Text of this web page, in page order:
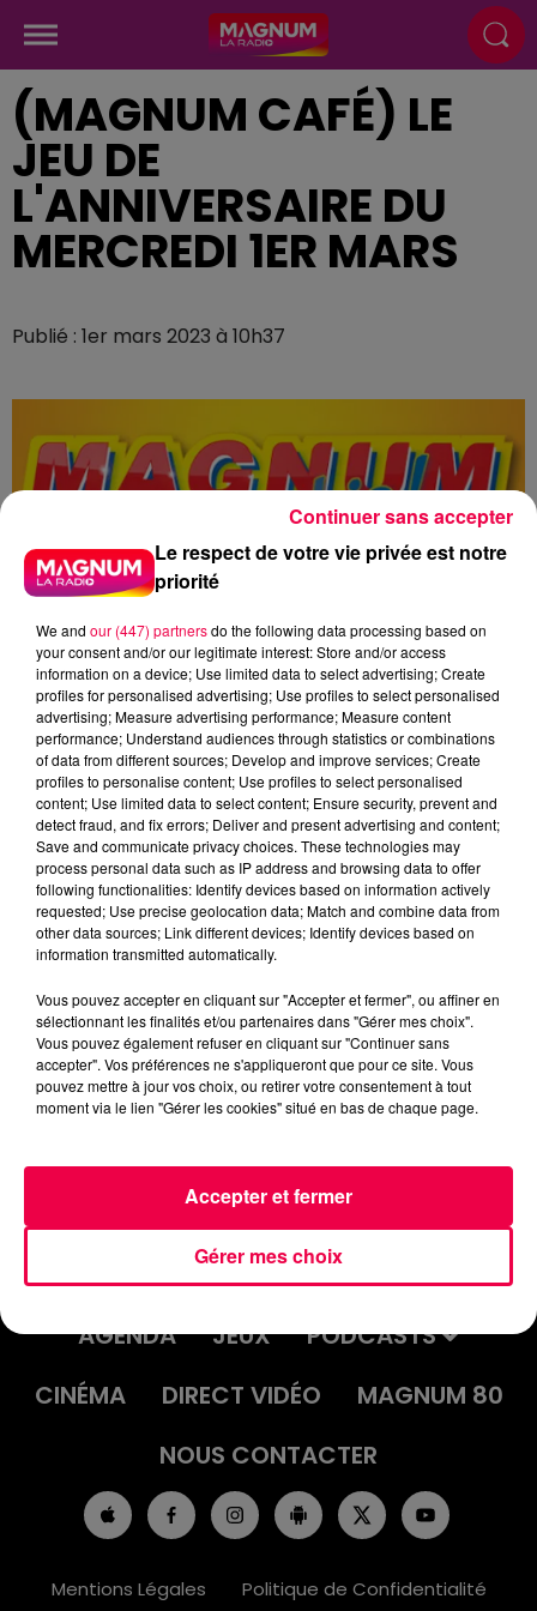
(MAGNUM CAFÉ) LE
JEU DE
L'ANNIVERSAIRE DU
MERCREDI 1ER MARS
Publié : 1er mars 2023 à 10h37
Flash infos
Crédit :Flash infos
podcasts/2023/02/Le-jeu-de-lanniversaire-du-
mardi-28-fevrier.mp3
ACCUEIL INFOS
EMISSIONS
AGENDA
JEUX
PODCASTS
CINÉMA
DIRECT VIDÉO
MAGNUM 80
NOUS CONTACTER
Mentions Légales Politique de Confidentialité
Le respect de votre vie privée est notre
priorité
We and our (447) partnersdo the following data processing based on
your consent and/or our legitimate interest: Store and/or access
information on a device; Use limited data to select advertising; Create
profiles for personalised advertising; Use profiles to select personalised
advertising; Measure advertising performance; Measure content
performance; Understand audiences through statistics or combinations
of data from different sources; Develop and improve services; Create
profiles to personalise content; Use profiles to select personalised
content; Use limited data to select content; Ensure security, prevent and
detect fraud, and fix errors; Deliver and present advertising and content;
Save and communicate privacy choices. These technologies may
process personal data such as IP address and browsing data to offer
following functionalities: Identify devices based on information actively
requested; Use precise geolocation data; Match and combine data from
other data sources; Link different devices; Identify devices based on
information transmitted automatically.
Vous pouvez accepter en cliquant sur "Accepter et fermer", ou affiner en
sélectionnant les finalités et/ou partenaires dans "Gérer mes choix".
Vous pouvez également refuser en cliquant sur "Continuer sans
accepter". Vos préférences ne s'appliqueront que pour ce site. Vous
pouvez mettre à jour vos choix, ou retirer votre consentement à tout
moment via le lien "Gérer les cookies" situé en bas de chaque page.
Gérer mes choix
Accepter et fermer
Continuer sans accepter